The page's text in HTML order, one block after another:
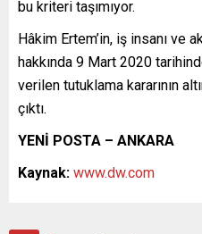
bu kriteri taşımıyor.
Hâkim Ertem’in, iş insanı ve
hakkında 9 Mart 2020
verilen tutuklama kararının
çıktı.
YENİ POSTA – ANKARA
Kaynak: www.dw.com